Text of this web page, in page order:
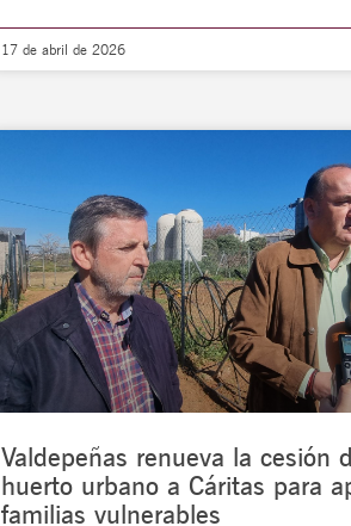
17 de abril de 2026
Valdepeñas renueva la cesión
huerto urbano a Cáritas para
familias vulnerables